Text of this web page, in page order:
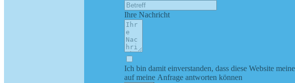
Ihre Nachricht
Ich bin damit einverstanden, dass diese Website
auf meine Anfrage antworten können